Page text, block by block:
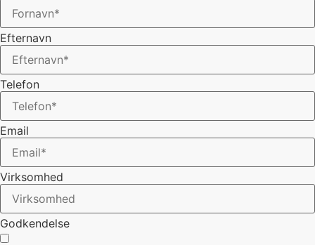
Efternavn
Telefon
Email
Virksomhed
Godkendelse